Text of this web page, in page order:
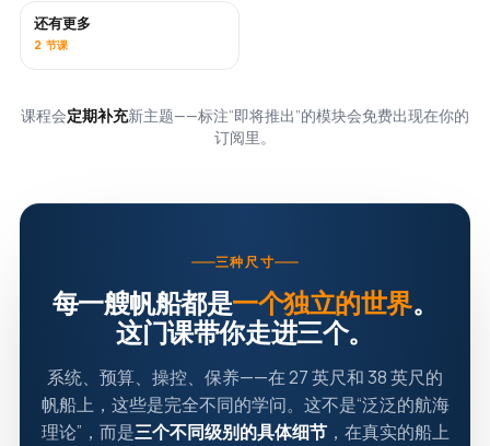
即将推出
还有更多
2 节课
课程会定期补充新主题——标注“即将推出”的模块会免费出现在你的
订阅里。
三种尺寸
每一艘帆船都是一个独立的世界。
这门课带你走进三个。
系统、预算、操控、保养——在 27 英尺和 38 英尺的
帆船上，这些是完全不同的学问。这不是“泛泛的航海
理论”，而是三个不同级别的具体细节，在真实的船上